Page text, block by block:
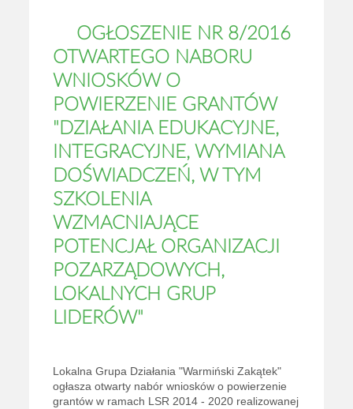
OGŁOSZENIE NR 8/2016
OTWARTEGO NABORU
WNIOSKÓW O
POWIERZENIE GRANTÓW
"DZIAŁANIA EDUKACYJNE,
INTEGRACYJNE, WYMIANA
DOŚWIADCZEŃ, W TYM
SZKOLENIA
WZMACNIAJĄCE
POTENCJAŁ ORGANIZACJI
POZARZĄDOWYCH,
LOKALNYCH GRUP
LIDERÓW"
Lokalna Grupa Działania "Warmiński Zakątek"
ogłasza otwarty nabór wniosków o powierzenie
grantów w ramach LSR 2014 - 2020 realizowanej